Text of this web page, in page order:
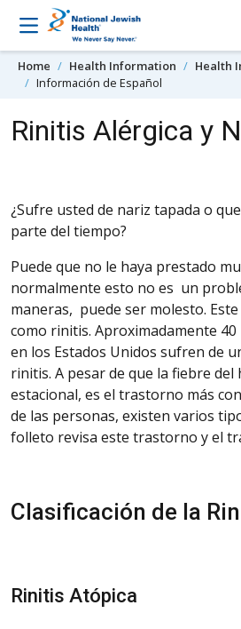
Skip to content
Home Health Information
Health
Información de Español
Rinitis Alérgica y
¿Sufre usted de nariz tapada o
parte del tiempo?
Puede que no le haya prestado
normalmente esto no es un
maneras, puede ser molesto.
como rinitis. Aproximadamente
en los Estados Unidos sufren de
rinitis. A pesar de que la fiebre del
estacional, es el trastorno más
de las personas, existen varios
folleto revisa este trastorno y el
Clasificación de la
Rinitis Atópica